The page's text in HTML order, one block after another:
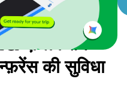
ऐप्लिकेशन
की सुविधा